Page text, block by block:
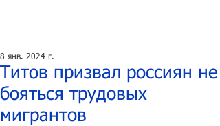
Титов призвал россиян не
бояться трудовых
мигрантов
8 янв. 2024 г.